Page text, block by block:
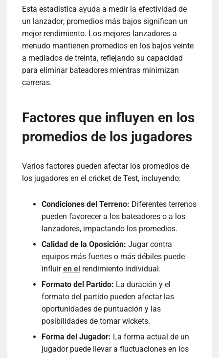
Esta estadística ayuda a medir la efectividad de
un lanzador; promedios más bajos significan un
mejor rendimiento. Los mejores lanzadores a
menudo mantienen promedios en los bajos veinte
a mediados de treinta, reflejando su capacidad
para eliminar bateadores mientras minimizan
carreras.
Factores que influyen en los
promedios de los jugadores
Varios factores pueden afectar los promedios de
los jugadores en el cricket de Test, incluyendo:
Condiciones del Terreno: Diferentes terrenos
pueden favorecer a los bateadores o a los
lanzadores, impactando los promedios.
Calidad de la Oposición: Jugar contra
equipos más fuertes o más débiles puede
influiren el rendimiento individual.
Formato del Partido: La duración y el
formato del partido pueden afectar las
oportunidades de puntuación y las
posibilidades de tomar wickets.
Forma del Jugador: La forma actual de un
jugador puede llevar a fluctuaciones en los